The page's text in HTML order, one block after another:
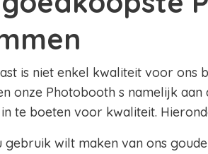
is niet enkel kwaliteit voor ons
onze Photobooth s namelijk
te boeten voor kwaliteit.
gebruik wilt maken van ons